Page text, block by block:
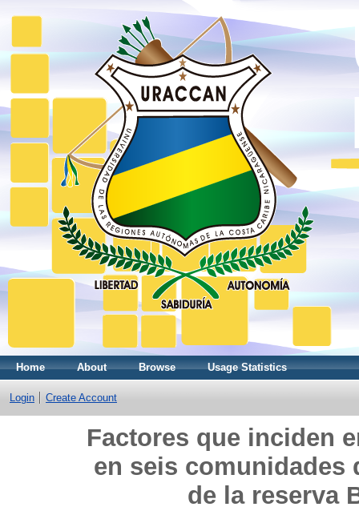
Home About Browse Usage Statistics
Login Create Account
Factores que inciden
en seis comunidades
de la reserva